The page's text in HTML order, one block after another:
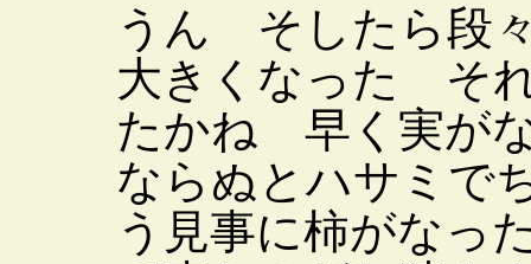
うん そしたら段
大きくなった そ
たかね 早く実が
ならぬとハサミで
う見事に柿がな